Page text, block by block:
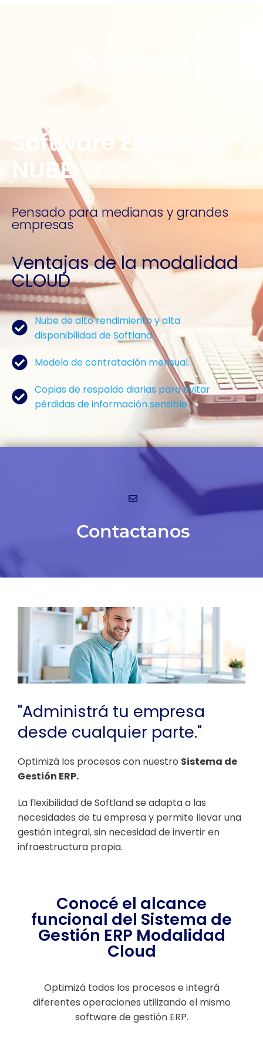
Software ERP en la
NUBE
Pensado para medianas y grandes
empresas
Ventajas de la modalidad
CLOUD
Nube de alto rendimiento y alta
disponibilidad de Softland.
Modelo de contratación mensual.
Copias de respaldo diarias para evitar
pérdidas de información sensible.
Contactanos
"Administrá tu empresa
desde cualquier parte."
Optimizá los procesos con nuestro Sistema de
Gestión ERP.
La flexibilidad de Softland se adapta a las
necesidades de tu empresa y permite llevar una
gestión integral, sin necesidad de invertir en
infraestructura propia.
Conocé el alcance
funcional del Sistema de
Gestión ERP Modalidad
Cloud
Optimizá todos los procesos e integrá
diferentes operaciones utilizando el mismo
software de gestión ERP.